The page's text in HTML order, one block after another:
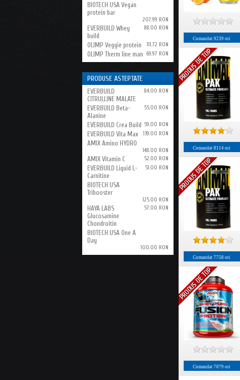
BIOTECH USA Vegan
protein bar
207.99 RON
EVERBUILD Whey
build
88.00 RON
OLIMP Veggie protein 111.72 RON
OLIMP Therm line man 69.97 RON
PRODUSE ASTEPTATE
EVERBUILD
CITRULLINE MALATE
84.00 RON
EVERBUILD Beta-
Alanine
55.00 RON
EVERBUILD Crea Build 59.00 RON
EVERBUILD Vita Max 139.00 RON
AMIX Amino HYDRO
148.00 RON
AMIX Vitamin C 52.00 RON
EVERBUILD Liquid L-
Carnitine
51.00 RON
BIOTECH USA
Tribooster
125.00 RON
HAYA LABS
Glucosamine
Chondroitin
57.00 RON
BIOTECH USA One A
Day
100.00 RON
Comandat 9239 ori
Comandat 8114 ori
Comandat 7758 ori
Comandat 7079 ori